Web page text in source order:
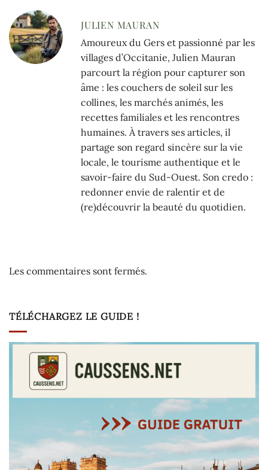
JULIEN MAURAN
Amoureux du Gers et passionné par les
villages d’Occitanie, Julien Mauran
parcourt la région pour capturer son
âme : les couchers de soleil sur les
collines, les marchés animés, les
recettes familiales et les rencontres
humaines. À travers ses articles, il
partage son regard sincère sur la vie
locale, le tourisme authentique et le
savoir-faire du Sud-Ouest. Son credo :
redonner envie de ralentir et de
(re)découvrir la beauté du quotidien.
Les commentaires sont fermés.
TÉLÉCHARGEZ LE GUIDE !